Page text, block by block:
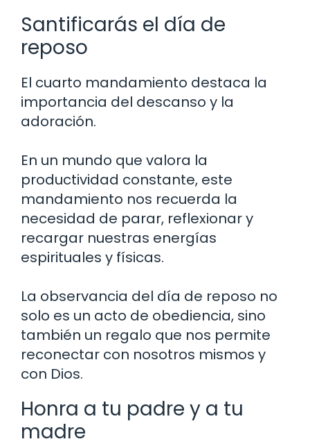
Santificarás el día de
reposo
El cuarto mandamiento destaca la
importancia del descanso y la
adoración.
En un mundo que valora la
productividad constante, este
mandamiento nos recuerda la
necesidad de parar, reflexionar y
recargar nuestras energías
espirituales y físicas.
La observancia del día de reposo no
solo es un acto de obediencia, sino
también un regalo que nos permite
reconectar con nosotros mismos y
con Dios.
Honra a tu padre y a tu
madre